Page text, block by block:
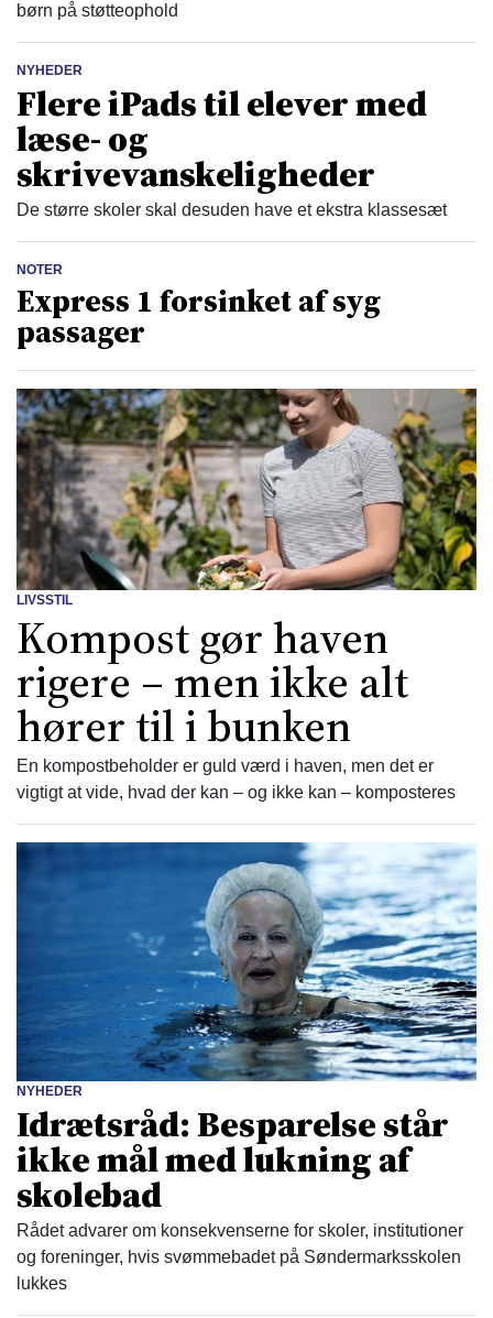
børn på støtteophold
NYHEDER
Flere iPads til elever med
læse- og
skrivevanskeligheder
De større skoler skal desuden have et ekstra klassesæt
NOTER
Express 1 forsinket af syg
passager
LIVSSTIL
Kompost gør haven
rigere – men ikke alt
hører til i bunken
En kompostbeholder er guld værd i haven, men det er
vigtigt at vide, hvad der kan – og ikke kan – komposteres
NYHEDER
Idrætsråd: Besparelse står
ikke mål med lukning af
skolebad
Rådet advarer om konsekvenserne for skoler, institutioner
og foreninger, hvis svømmebadet på Søndermarksskolen
lukkes